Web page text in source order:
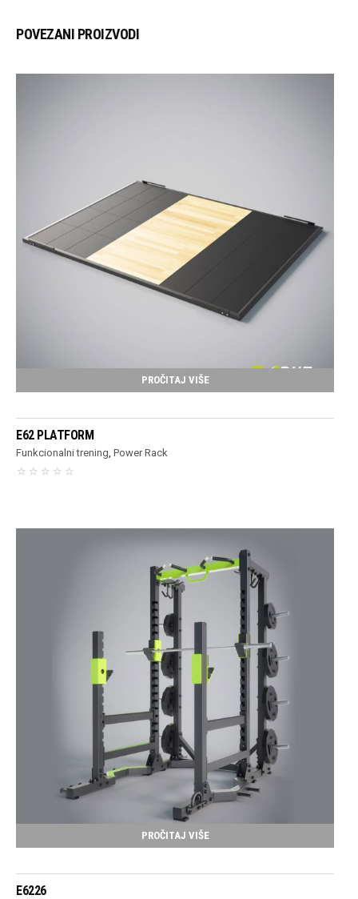
POVEZANI PROIZVODI
PROČITAJ VIŠE
E62 PLATFORM
Funkcionalni trening,Power Rack
PROČITAJ VIŠE
E6226